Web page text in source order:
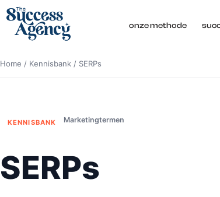
onze methode
Home / Kennisbank / SERPs
KENNISBANK Marketingtermen
SERPs